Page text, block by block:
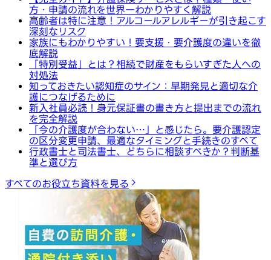
方・申請の流れを世界一わかりやすく解説
高齢者は特に注意！アルコールアレルギーが引き起こす
深刻なリスク
家族にもわかりやすい！要支援・要介護度の違いを徹
底解説
「特別受益」とは？相続で財産をもらいすぎた人への
対処法
知っておきたい認知症のサイン：早期発見と適切な介
護につなげるために
新入社員必読！身元保証書の書き方と提出までの流れ
を完全解説
「今の介護度が合わない…」と感じたら。要介護認定
の区分変更申請、最適なタイミングと手続きのすべて
行政書士と司法書士、どちらに相談すべきか？判断基
準と選び方
すべてのお役立ち資料を見る